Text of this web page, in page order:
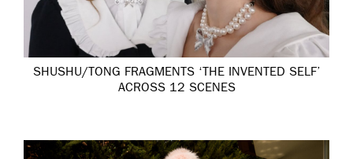
SHUSHU/TONG FRAGMENTS ‘THE INVENTED SELF’
ACROSS 12 SCENES